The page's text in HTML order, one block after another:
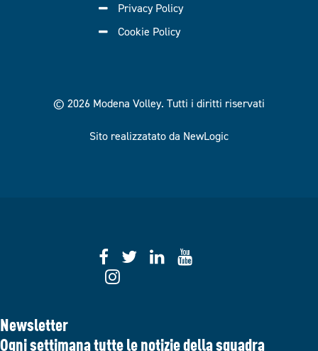
Privacy Policy
Cookie Policy
© 2026 Modena Volley. Tutti i diritti riservati
Sito realizzatato da NewLogic
Newsletter
Ogni settimana tutte le notizie della squadra